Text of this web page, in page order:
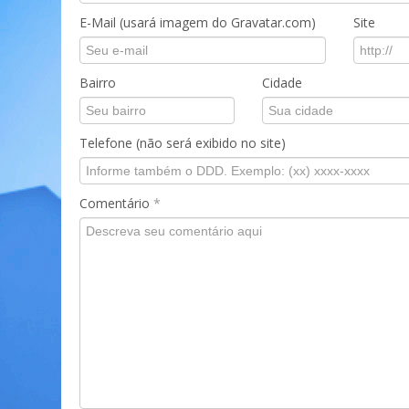
E-Mail (usará imagem do Gravatar.com) Site
Bairro Cidade
Telefone (não será exibido no site)
Comentário *